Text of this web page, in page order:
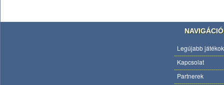
Legújabb játékok
Kapcsolat
Partnerek